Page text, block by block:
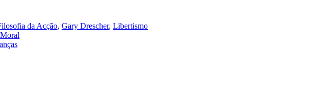
da Acção, Gary Drescher, Libertismo